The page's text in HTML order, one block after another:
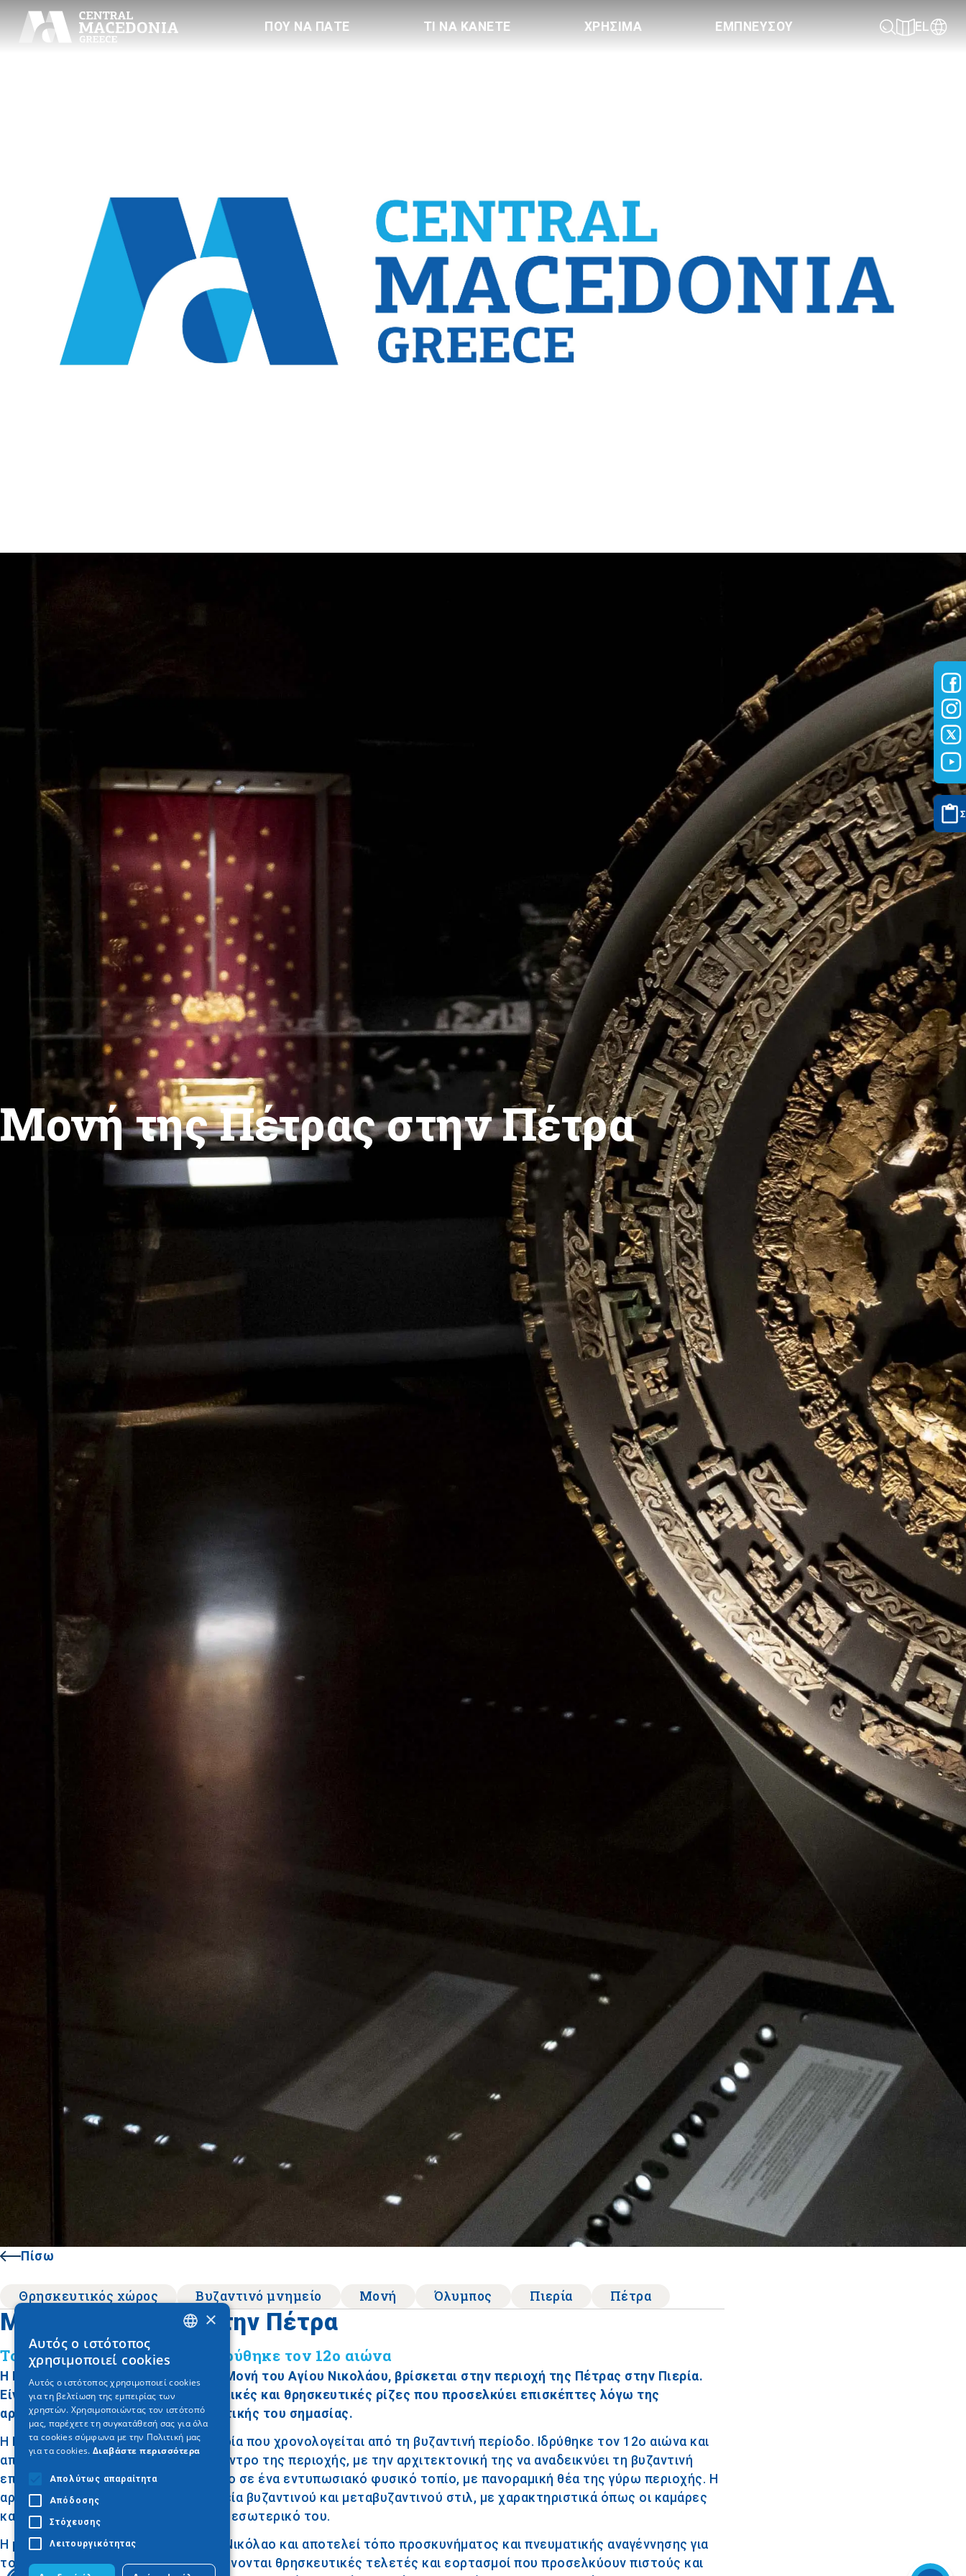
ΠΟΥ ΝΑ ΠΑΤΕ ΤΙ ΝΑ ΚΑΝΕΤΕ ΧΡΗΣΙΜΑ ΕΜΠΝΕΥΣΟΥ EL
Μονή της Πέτρας στην Πέτρα
Πίσω
Θρησκευτικός χώρος Βυζαντινό μνημείο Μονή Όλυμπος Πιερία Πέτρα
Μονή της Πέτρας στην Πέτρα
Το ιστορικό μοναστήρι που ιδρύθηκε τον 12ο αιώνα
Η Μονή της Πέτρας, γνωστή και ως Μονή του Αγίου Νικολάου, βρίσκεται στην περιοχή της Πέτρας στην Πιερία.
Είναι ένα μοναστήρι με βαθιές ιστορικές και θρησκευτικές ρίζες που προσελκύει επισκέπτες λόγω της
αρχιτεκτονικής του και της πνευματικής του σημασίας.
Η Μονή της Πέτρας έχει μακρά ιστορία που χρονολογείται από τη βυζαντινή περίοδο. Ιδρύθηκε τον 12ο αιώνα και
αποτελεί σημαντικό θρησκευτικό κέντρο της περιοχής, με την αρχιτεκτονική της να αναδεικνύει τη βυζαντινή
επιρροή. Το μοναστήρι είναι χτισμένο σε ένα εντυπωσιακό φυσικό τοπίο, με πανοραμική θέα της γύρω περιοχής. Η
αρχιτεκτονική του συνδυάζει στοιχεία βυζαντινού και μεταβυζαντινού στιλ, με χαρακτηριστικά όπως οι καμάρες
και οι τοιχογραφίες που κοσμούν το εσωτερικό του.
Η μονή είναι αφιερωμένη στον Άγιο Νικόλαο και αποτελεί τόπο προσκυνήματος και πνευματικής αναγέννησης για
τους πιστούς. Κάθε χρόνο, διοργανώνονται θρησκευτικές τελετές και εορτασμοί που προσελκύουν πιστούς και
×
Αυτός ο ιστότοπος
χρησιμοποιεί cookies
Αυτός ο ιστότοπος χρησιμοποιεί cookies
για τη βελτίωση της εμπειρίας των
χρηστών. Χρησιμοποιώντας τον ιστότοπό
μας, παρέχετε τη συγκατάθεσή σας για όλα
τα cookies σύμφωνα με την Πολιτική μας
για τα cookies. Διαβάστε περισσότερα
Απολύτως απαραίτητα
Απόδοσης
Στόχευσης
Λειτουργικότητας